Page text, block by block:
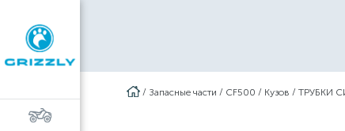
/ Запасные части / CF500 / Кузов / ТРУБКИ